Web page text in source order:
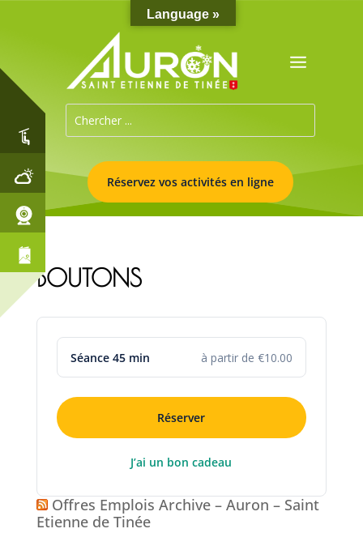
Réservez vos activités en ligne
BOUTONS
Séance 45 min à partir de €10.00
Réserver
J’ai un bon cadeau
Offres Emplois Archive – Auron – Saint
Etienne de Tinée
Language »